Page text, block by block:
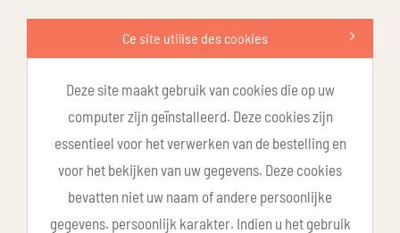
Ce site utilise des cookies
Deze site maakt gebruik van cookies die op uw
computer zijn geïnstalleerd. Deze cookies zijn
essentieel voor het verwerken van de bestelling en
voor het bekijken van uw gegevens. Deze cookies
bevatten niet uw naam of andere persoonlijke
gegevens. persoonlijk karakter. Indien u het gebruik